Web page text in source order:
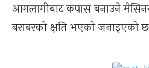
आगलागीबाट कपास बनाउने
बराबरको क्षति भएको जनाइएको